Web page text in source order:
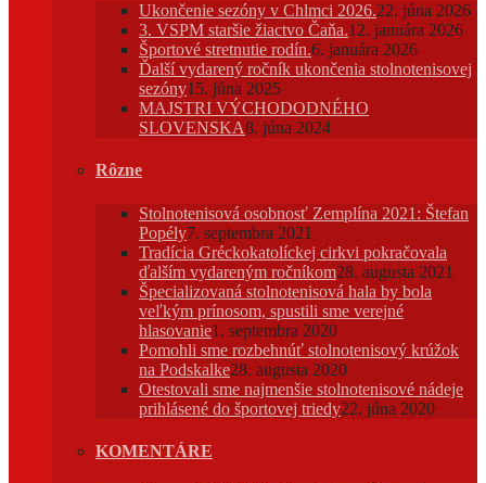
Ukončenie sezóny v Chlmci 2026.22. júna 2026
3. VSPM staršie žiactvo Čaňa.12. januára 2026
Športové stretnutie rodín.6. januára 2026
Ďalší vydarený ročník ukončenia stolnotenisovej
sezóny15. júna 2025
MAJSTRI VÝCHODODNÉHO
SLOVENSKA8. júna 2024
Rôzne
Stolnotenisová osobnosť Zemplína 2021: Štefan
Popély7. septembra 2021
Tradícia Gréckokatolíckej cirkvi pokračovala
ďalším vydareným ročníkom28. augusta 2021
Špecializovaná stolnotenisová hala by bola
veľkým prínosom, spustili sme verejné
hlasovanie1. septembra 2020
Pomohli sme rozbehnúť stolnotenisový krúžok
na Podskalke28. augusta 2020
Otestovali sme najmenšie stolnotenisové nádeje
prihlásené do športovej triedy22. júna 2020
KOMENTÁRE